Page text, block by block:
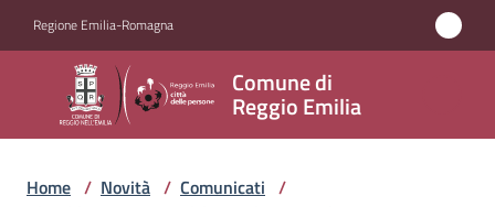
Regione Emilia-Romagna
Comune di
Reggio Emilia
Comune
di
Reggio
Emilia
Home / Novità / Comunicati /